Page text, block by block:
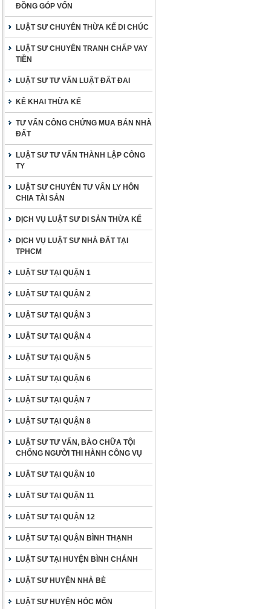
ĐỒNG GÓP VỐN
LUẬT SƯ CHUYÊN THỪA KẾ DI CHÚC
LUẬT SƯ CHUYÊN TRANH CHẤP VAY
TIỀN
LUẬT SƯ TƯ VẤN LUẬT ĐẤT ĐAI
KÊ KHAI THỪA KẾ
TƯ VẤN CÔNG CHỨNG MUA BÁN NHÀ
ĐẤT
LUẬT SƯ TƯ VẤN THÀNH LẬP CÔNG
TY
LUẬT SƯ CHUYÊN TƯ VẤN LY HÔN
CHIA TÀI SẢN
DỊCH VỤ LUẬT SƯ DI SẢN THỪA KẾ
DỊCH VỤ LUẬT SƯ NHÀ ĐẤT TẠI
TPHCM
LUẬT SƯ TẠI QUẬN 1
LUẬT SƯ TẠI QUẬN 2
LUẬT SƯ TẠI QUẬN 3
LUẬT SƯ TẠI QUẬN 4
LUẬT SƯ TẠI QUẬN 5
LUẬT SƯ TẠI QUẬN 6
LUẬT SƯ TẠI QUẬN 7
LUẬT SƯ TẠI QUẬN 8
LUẬT SƯ TƯ VẤN, BÀO CHỮA TỘI
CHỐNG NGƯỜI THI HÀNH CÔNG VỤ
LUẬT SƯ TẠI QUẬN 10
LUẬT SƯ TẠI QUẬN 11
LUẬT SƯ TẠI QUẬN 12
LUẬT SƯ TẠI QUẬN BÌNH THẠNH
LUẬT SƯ TẠI HUYỆN BÌNH CHÁNH
LUẬT SƯ HUYỆN NHÀ BÈ
LUẬT SƯ HUYỆN HÓC MÔN